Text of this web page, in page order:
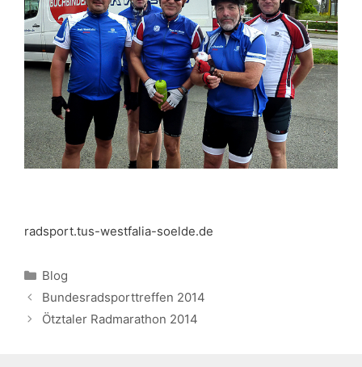
radsport.tus-westfalia-soelde.de
Kategorien
Blog
Bundesradsporttreffen 2014
Ötztaler Radmarathon 2014